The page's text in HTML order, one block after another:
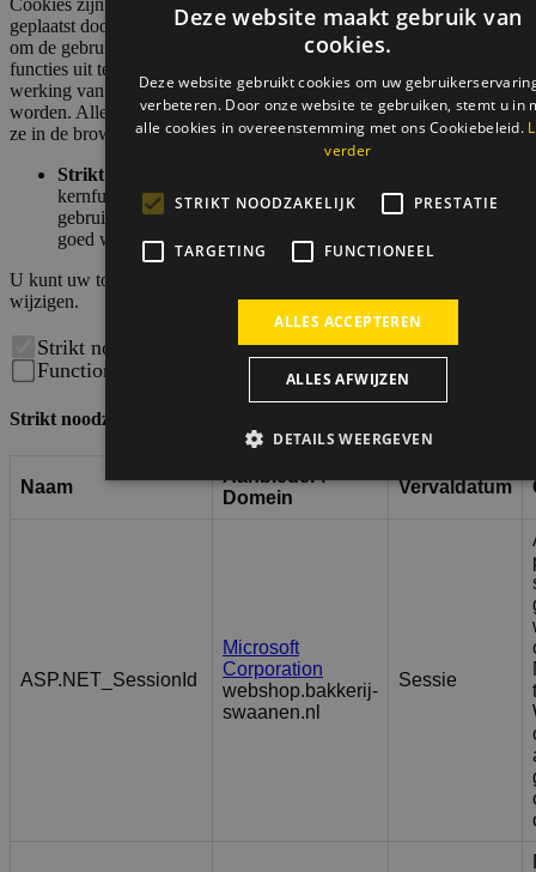
geplaatst door websites die u bezoekt. Websites gebruiken cookies
om de gebruikers te helpen om efficiënt te navigeren en bepaalde
functies uit te voeren. Cookies die noodzakelijk zijn voor de goede
werking van de website mogen zonder uw toestemming geplaatst
worden. Alle andere cookies moeten worden goedgekeurd voordat
ze in de browser kunnen worden geplaatst.
Strikt noodzakelijk.
kernfunctionaliteiten van de website mogelijk, zoals
gebruikersaanmelding en accountbeheer. De website kan niet
goed worden gebruikt zonder de strikt noodzakelijke cookies.
U kunt uw toestemming voor het gebruik van cookies hieronder
wijzigen.
Strikt noodzakelijk Prestatie
Targeting
Functioneel
Strikt noodzakelijk
Naam
Aanbieder /
Domein
Vervaldatum
ASP.NET_SessionId
Microsoft
Corporation
webshop.bakkerij-
swaanen.nl
Sessie